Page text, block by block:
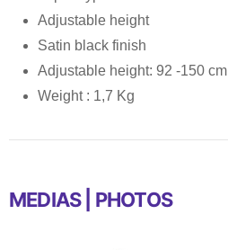
Adjustable height
Satin black finish
Adjustable height: 92 -150 cm
Weight : 1,7 Kg
MEDIAS | PHOTOS